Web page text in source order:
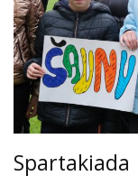
Spartakiada